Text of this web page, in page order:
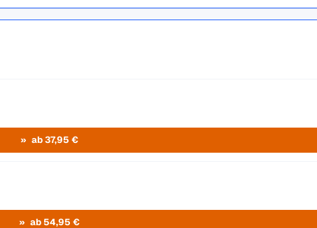
ab 37,95 €
ab 54,95 €